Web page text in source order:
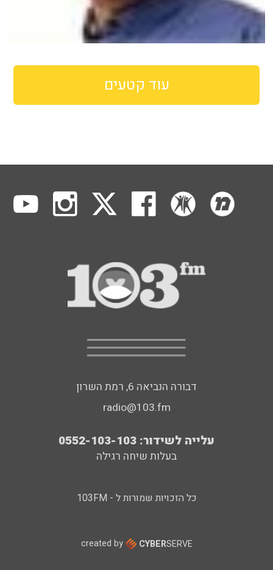
עוד קטעים
דבורה הנביאה 6, רמת השרון
radio@103.fm
עלייה לשידור: 0552-103-103
בעלות שיחה רגילה
כל הזכויות שמורות ל - 103FM
created by CYBERSERVE